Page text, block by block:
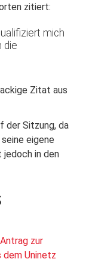
zitiert:
mich
die
Zitat aus
der Sitzung, da
eigene
jedoch in den
Antrag zur
dem Uninetz